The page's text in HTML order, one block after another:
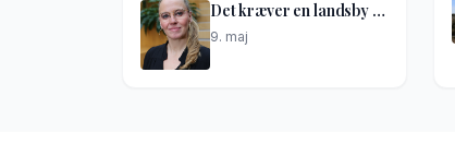
Det kræver en landsby …
9. maj